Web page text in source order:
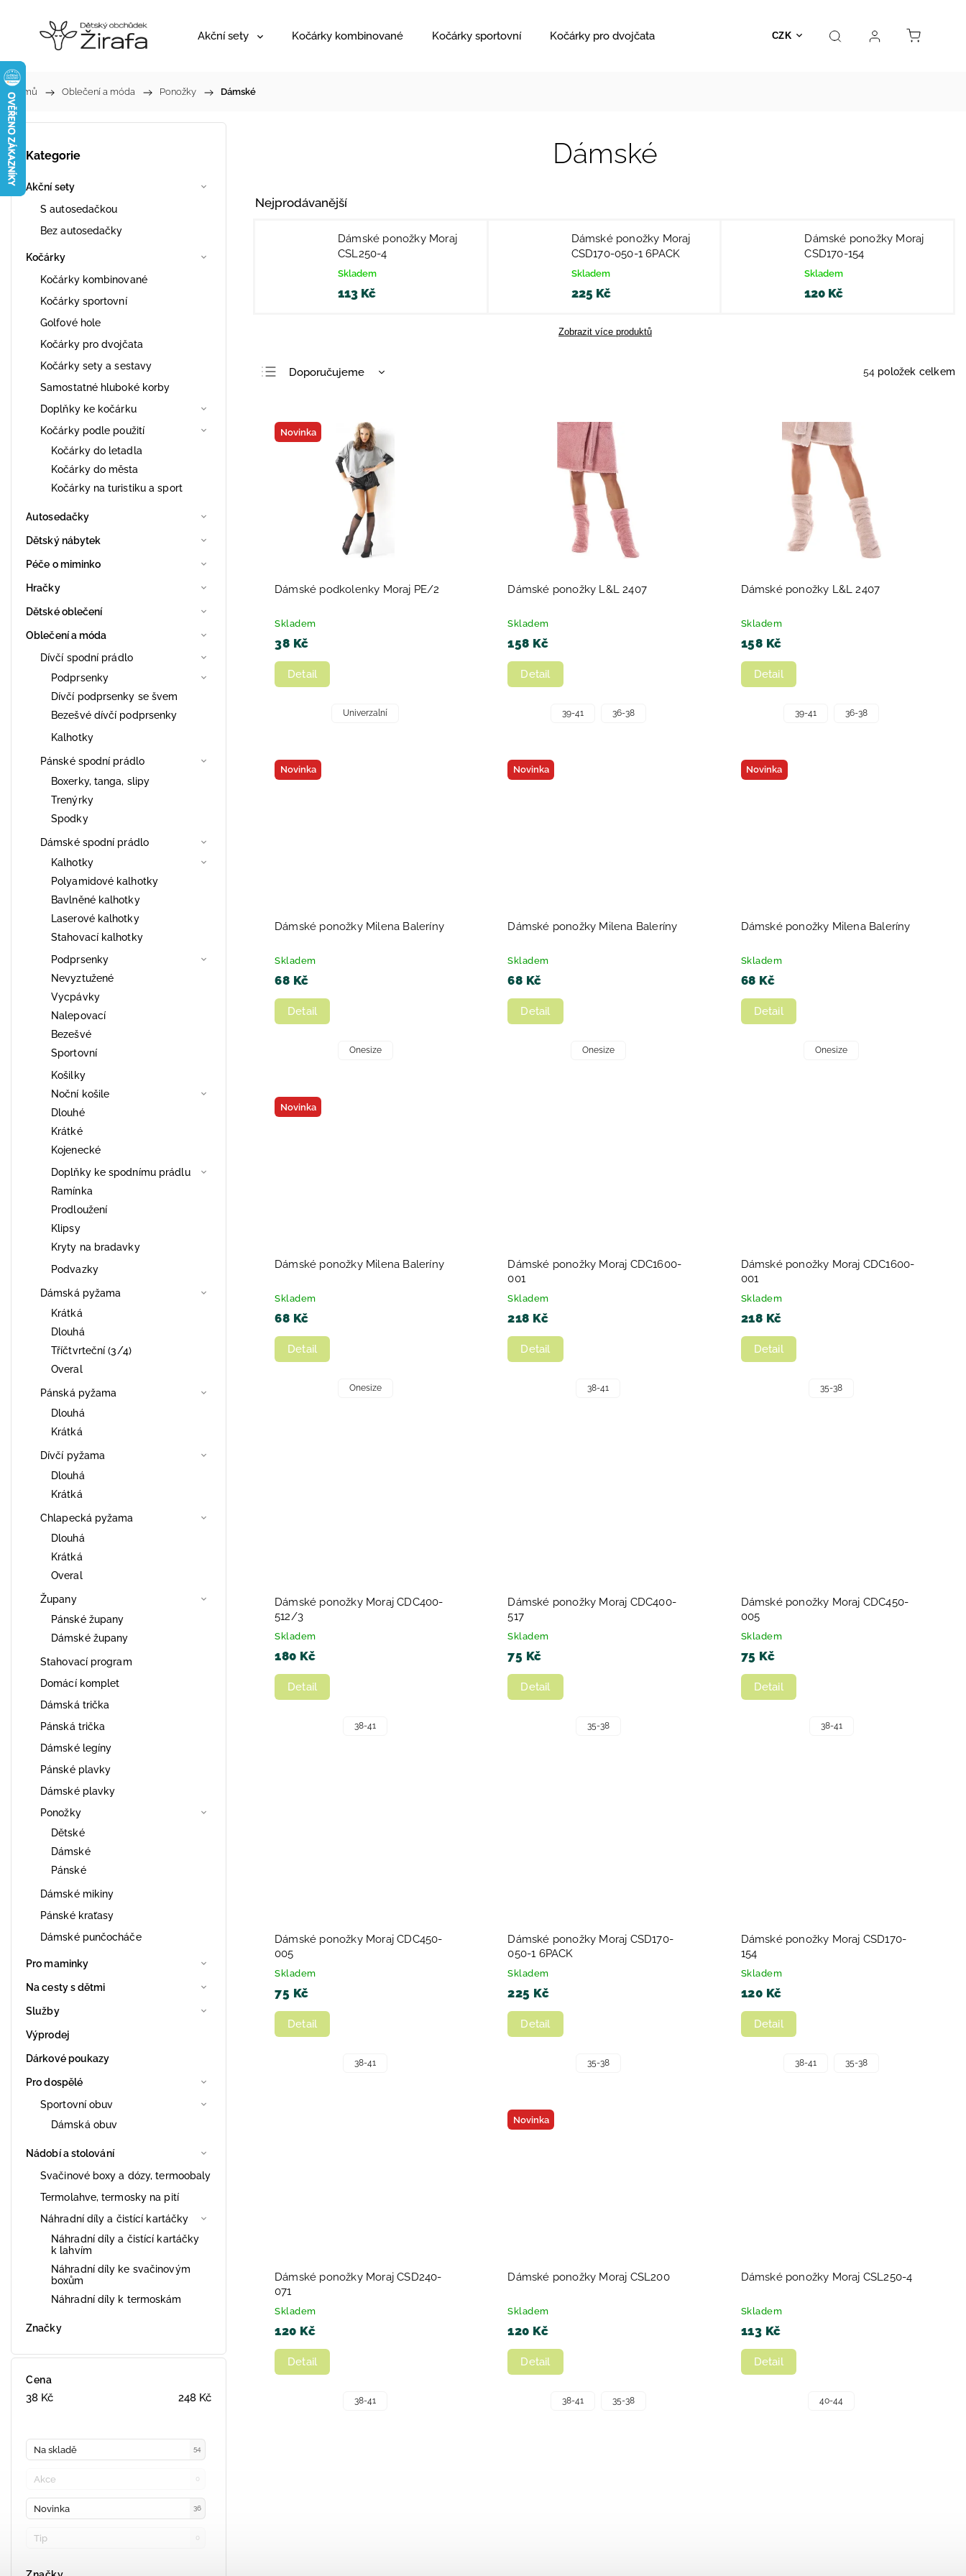
CZK
Akční sety Kočárky kombinované Kočárky sportovní Kočárky pro dvojčata Hračky Prodejna Kontakt
Domů / Oblečení a móda / Ponožky / Dámské
Kategorie
Akční sety
S autosedačkou
Bez autosedačky
Kočárky
Kočárky kombinované
Kočárky sportovní
Golfové hole
Kočárky pro dvojčata
Kočárky sety a sestavy
Samostatné hluboké korby
Doplňky ke kočárku
Kočárky podle použití
Kočárky do letadla
Kočárky do města
Kočárky na turistiku a sport
Autosedačky
Dětský nábytek
Péče o miminko
Hračky
Dětské oblečení
Oblečení a móda
Dívčí spodní prádlo
Podprsenky
Dívčí podprsenky se švem
Bezešvé dívčí podprsenky
Kalhotky
Pánské spodní prádlo
Boxerky, tanga, slipy
Trenýrky
Spodky
Dámské spodní prádlo
Kalhotky
Polyamidové kalhotky
Bavlněné kalhotky
Laserové kalhotky
Stahovací kalhotky
Podprsenky
Nevyztužené
Vycpávky
Nalepovací
Bezešvé
Sportovní
Košilky
Noční košile
Dlouhé
Krátké
Kojenecké
Doplňky ke spodnímu prádlu
Ramínka
Prodloužení
Klipsy
Kryty na bradavky
Podvazky
Dámská pyžama
Krátká
Dlouhá
Tříčtvrteční (3/4)
Overal
Pánská pyžama
Dlouhá
Krátká
Dívčí pyžama
Dlouhá
Krátká
Chlapecká pyžama
Dlouhá
Krátká
Overal
Župany
Pánské župany
Dámské župany
Stahovací program
Domácí komplet
Dámská trička
Pánská trička
Dámské legíny
Pánské plavky
Dámské plavky
Ponožky
Dětské
Dámské
Pánské
Dámské mikiny
Pánské kraťasy
Dámské punčocháče
Pro maminky
Na cesty s dětmi
Služby
Výprodej
Dárkové poukazy
Pro dospělé
Sportovní obuv
Dámská obuv
Nádobí a stolování
Svačinové boxy a dózy, termoobaly
Termolahve, termosky na pití
Náhradní díly a čistící kartáčky
Náhradní díly a čistící kartáčky
k lahvím
Náhradní díly ke svačinovým
boxům
Náhradní díly k termoskám
Značky
Cena
38 Kč 248 Kč
Na skladě 54
Akce 0
Novinka 36
Tip 0
Dámské
Nejprodávanější
Dámské ponožky Moraj
CSL250-4
Skladem
113 Kč
Dámské ponožky Moraj
CSD170-050-1 6PACK
Skladem
225 Kč
Dámské ponožky Moraj
CSD170-154
Skladem
120 Kč
Zobrazit více produktů
Doporučujeme
Nejprodávanější
Abecedně
54 položek celkem
Novinka
Dámské podkolenky Moraj PE/2
Skladem
38 Kč
Detail
Univerzalní
Dámské ponožky L&L 2407
Skladem
158 Kč
Detail
39-41 36-38
Dámské ponožky L&L 2407
Skladem
158 Kč
Detail
39-41 36-38
Novinka
Dámské ponožky Milena Baleríny
Skladem
68 Kč
Detail
Onesize
Novinka
Dámské ponožky Milena Baleríny
Skladem
68 Kč
Detail
Onesize
Novinka
Dámské ponožky Milena Baleríny
Skladem
68 Kč
Detail
Onesize
Novinka
Dámské ponožky Milena Baleríny
Skladem
68 Kč
Detail
Onesize
Dámské ponožky Moraj CDC1600-
001
Skladem
218 Kč
Detail
38-41
Dámské ponožky Moraj CDC1600-
001
Skladem
218 Kč
Detail
35-38
Dámské ponožky Moraj CDC400-
512/3
Skladem
180 Kč
Detail
38-41
Dámské ponožky Moraj CDC400-
517
Skladem
75 Kč
Detail
35-38
Dámské ponožky Moraj CDC450-
005
Skladem
75 Kč
Detail
38-41
Dámské ponožky Moraj CDC450-
005
Skladem
75 Kč
Detail
38-41
Dámské ponožky Moraj CSD170-
050-1 6PACK
Skladem
225 Kč
Detail
35-38
Dámské ponožky Moraj CSD170-
154
Skladem
120 Kč
Detail
38-41 35-38
Dámské ponožky Moraj CSD240-
071
Skladem
120 Kč
Detail
38-41
Novinka
Dámské ponožky Moraj CSL200
Skladem
120 Kč
Detail
38-41 35-38
Dámské ponožky Moraj CSL250-4
Skladem
113 Kč
Detail
40-44